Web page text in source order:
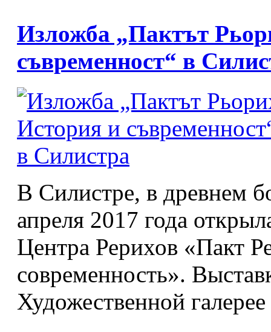
Изложба „Пактът
съвременност“ в
В Силистре, в древнем
апреля 2017 года
Центра Рерихов «Пакт
современность».
Художественной